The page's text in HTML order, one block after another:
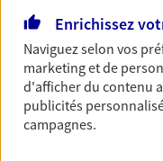
71530 Crissey
Enrichissez
Naviguez selon vos
marketing et de
d'afficher du contenu
publicités
campagnes.